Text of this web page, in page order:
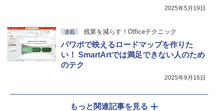
2025年5月19日
連載 残業を減らす！Officeテクニック
パワポで映えるロードマップを作りた
い！ SmartArtでは満足できない人のため
のテク
2025年9月16日
もっと関連記事を見る